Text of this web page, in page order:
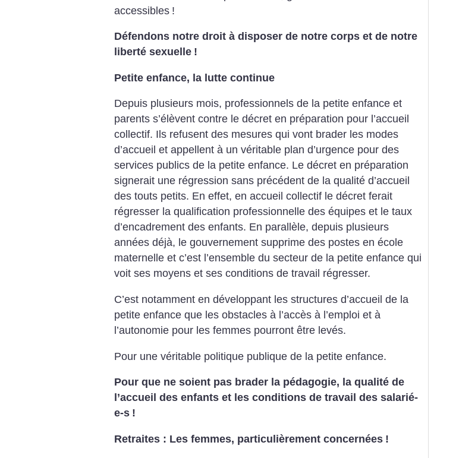
accessibles !
Défendons notre droit à disposer de notre corps et de notre
liberté sexuelle !
Petite enfance, la lutte continue
Depuis plusieurs mois, professionnels de la petite enfance et
parents s’élèvent contre le décret en préparation pour l’accueil
collectif. Ils refusent des mesures qui vont brader les modes
d’accueil et appellent à un véritable plan d’urgence pour des
services publics de la petite enfance. Le décret en préparation
signerait une régression sans précédent de la qualité d’accueil
des touts petits. En effet, en accueil collectif le décret ferait
régresser la qualification professionnelle des équipes et le taux
d’encadrement des enfants. En parallèle, depuis plusieurs
années déjà, le gouvernement supprime des postes en école
maternelle et c’est l’ensemble du secteur de la petite enfance qui
voit ses moyens et ses conditions de travail régresser.
C’est notamment en développant les structures d’accueil de la
petite enfance que les obstacles à l’accès à l’emploi et à
l’autonomie pour les femmes pourront être levés.
Pour une véritable politique publique de la petite enfance.
Pour que ne soient pas brader la pédagogie, la qualité de
l’accueil des enfants et les conditions de travail des salarié-
e-s !
Retraites : Les femmes, particulièrement concernées !